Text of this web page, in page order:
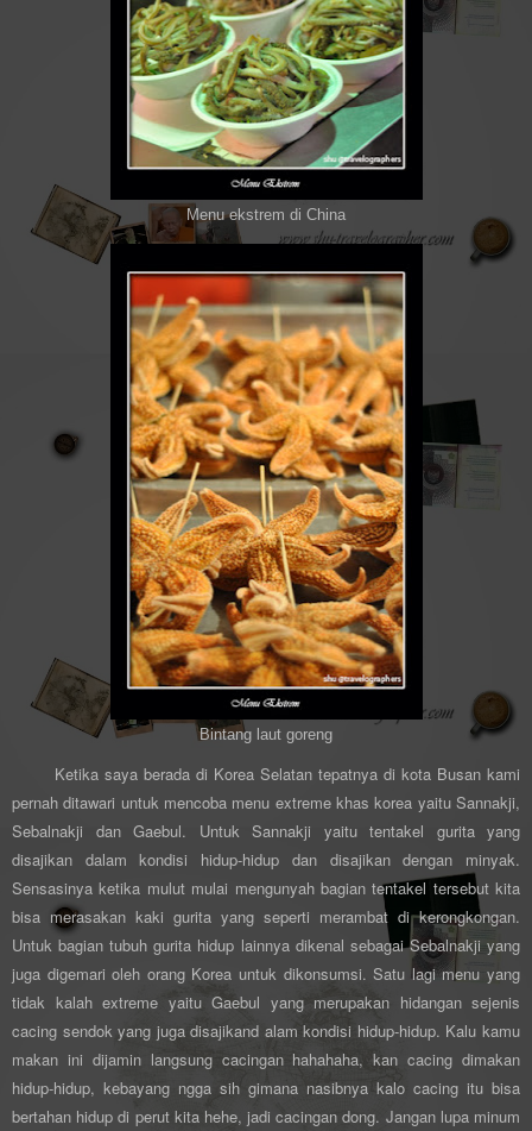
Menu ekstrem di China
Bintang laut goreng
Ketika saya berada di Korea Selatan tepatnya di kota Busan kami
pernah ditawari untuk mencoba menu extreme khas korea yaitu Sannakji,
Sebalnakji dan Gaebul. Untuk Sannakji yaitu tentakel gurita yang
disajikan dalam kondisi hidup-hidup dan disajikan dengan minyak.
Sensasinya ketika mulut mulai mengunyah bagian tentakel tersebut kita
bisa merasakan kaki gurita yang seperti merambat di kerongkongan.
Untuk bagian tubuh gurita hidup lainnya dikenal sebagai Sebalnakji yang
juga digemari oleh orang Korea untuk dikonsumsi. Satu lagi menu yang
tidak kalah extreme yaitu Gaebul yang merupakan hidangan sejenis
cacing sendok yang juga disajikand alam kondisi hidup-hidup. Kalu kamu
makan ini dijamin langsung cacingan hahahaha, kan cacing dimakan
hidup-hidup, kebayang ngga sih gimana nasibnya kalo cacing itu bisa
bertahan hidup di perut kita hehe, jadi cacingan dong. Jangan lupa minum